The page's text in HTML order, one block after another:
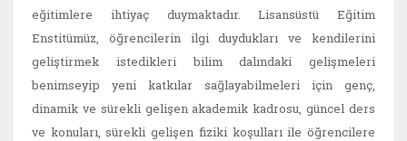
eğitimlere ihtiyaç duymaktadır. Lisansüstü Eğitim
Enstitümüz, öğrencilerin ilgi duydukları ve kendilerini
geliştirmek istedikleri bilim dalındaki gelişmeleri
benimseyip yeni katkılar sağlayabilmeleri için genç,
dinamik ve sürekli gelişen akademik kadrosu, güncel ders
ve konuları, sürekli gelişen fiziki koşulları ile öğrencilere